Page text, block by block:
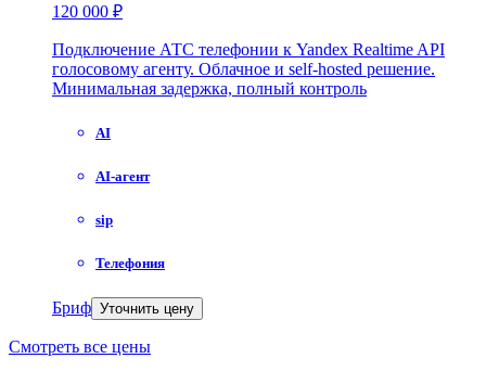
120 000 ₽
Подключение АТС телефонии к Yandex Realtime API
голосовому агенту. Облачное и self-hosted решение.
Минимальная задержка, полный контроль
AI
AI-агент
sip
Телефония
Бриф Уточнить цену
Смотреть все цены